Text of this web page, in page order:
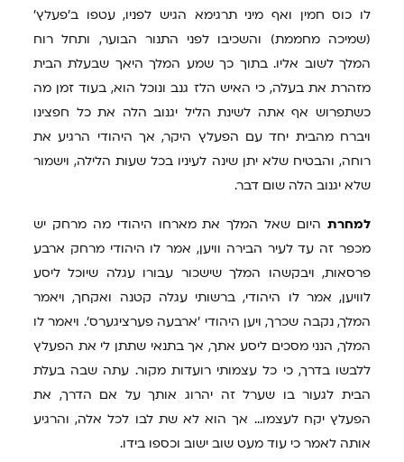
לו כוס חמין ואף מיני תרגימא הגיש לפניו, עטפו ב'פעלץ'
(שמיכה מחממת) והשכיבו לפני התנור הבוער, ותחל רוח
המלך לשוב אליו. בתוך כך שמע המלך היאך שבעלת הבית
מזהרת את בעלה, כי האיש הלז גנב ונוכל הוא, בעוד זמן מה
כשתפרוש אף אתה לשינת הליל יגנוב הלה את כל חפצינו
ויברח מהבית יחד עם הפעלץ היקר, אך היהודי הרגיע את
רוחה, והבטיח שלא יתן שינה לעיניו בכל שעות הלילה, וישמור
שלא יגנוב הלה שום דבר.
למחרת היום שאל המלך את מארחו היהודי מה מרחק יש
מכפר זה עד לעיר הבירה וויען, אמר לו היהודי מרחק ארבע
פרסאות, ויבקשהו המלך שישכור עבורו עגלה שיוכל ליסע
לוויען, אמר לו היהודי, ברשותי עגלה קטנה ואקחך, ויאמר
המלך, נקבה שכרך, ויען היהודי 'ארבעה פערציגערס'. ויאמר לו
המלך, הנני מסכים ליסע אתך, אך בתנאי שתתן לי את הפעלץ
ללבשו בדרך, כי כל עצמותי רועדות מקור. עתה שבה בעלת
הבית לגעור בו שערל זה יהרוג אותך על אם הדרך, את
הפעלץ יקח לעצמו... אך הוא לא שת לבו לכל אלה, והרגיע
אותה לאמר כי עוד מעט שוב ישוב וכספו בידו.